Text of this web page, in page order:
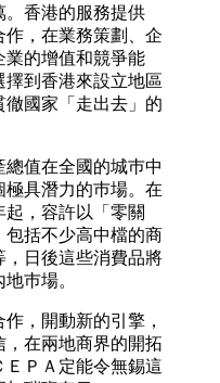
。香港的服務提供
，在業務策劃、企
業的增值和競爭能
到香港來設立地區
國家「走出去」的
值在全國的城巿中
具潛力的巿場。在
，容許以「零關
包括不少高中檔的商
，日後這些消費品將
巿場。
，開動新的引擎，
在兩地商界的開拓
ＰＡ定能令無錫這